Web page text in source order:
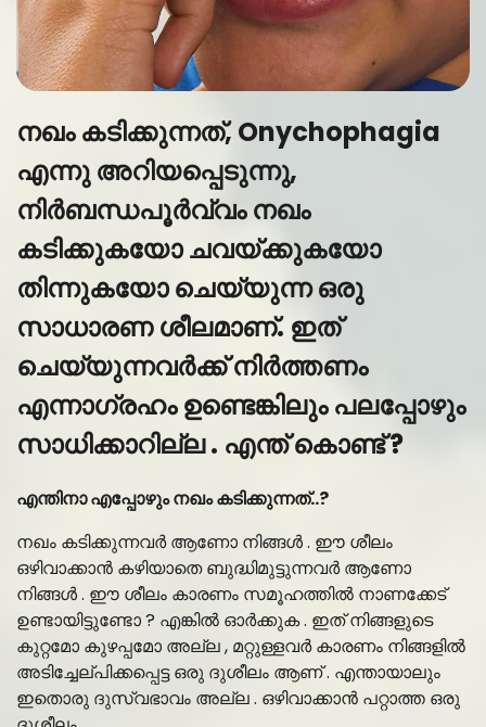
നഖം കടിക്കുന്നത്, Onychophagia
എന്നു അറിയപ്പെടുന്നു,
നിർബന്ധപൂർവ്വം നഖം
കടിക്കുകയോ ചവയ്ക്കുകയോ
തിന്നുകയോ ചെയ്യുന്ന ഒരു
സാധാരണ ശീലമാണ്. ഇത്
ചെയ്യുന്നവർക്ക് നിർത്തണം
എന്നാഗ്രഹം ഉണ്ടെങ്കിലും പലപ്പോഴും
സാധിക്കാറില്ല . എന്ത് കൊണ്ട് ?
എന്തിനാ എപ്പോഴും നഖം കടിക്കുന്നത്..?
നഖം കടിക്കുന്നവർ ആണോ നിങ്ങൾ . ഈ ശീലം
ഒഴിവാക്കാൻ കഴിയാതെ ബുദ്ധിമുട്ടുന്നവർ ആണോ
നിങ്ങൾ . ഈ ശീലം കാരണം സമൂഹത്തിൽ നാണക്കേട്
ഉണ്ടായിട്ടുണ്ടോ ? എങ്കിൽ ഓർക്കുക . ഇത് നിങ്ങളുടെ
കുറ്റമോ കുഴപ്പമോ അല്ല , മറ്റുള്ളവർ കാരണം നിങ്ങളിൽ
അടിച്ചേല്പിക്കപ്പെട്ട ഒരു ദുശീലം ആണ് . എന്തായാലും
ഇതൊരു ദുസ്വഭാവം അല്ല . ഒഴിവാക്കാൻ പറ്റാത്ത ഒരു